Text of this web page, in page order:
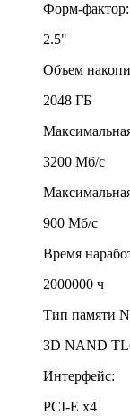
Форм-фактор:
2.5"
Объем
2048 ГБ
3200 Мб/с
900 Мб/с
Время
2000000 ч
Тип памяти
3D NAND
Интерфейс:
PCI-E x4